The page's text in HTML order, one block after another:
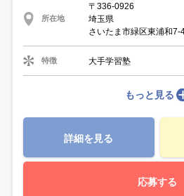
所在地
〒336-0926
埼玉県
さいたま市緑区東浦和
特徴 大手学習塾
もっと見る
詳細を見る
応募する